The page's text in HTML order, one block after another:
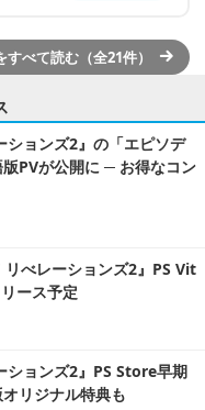
すべて読む（全21件）
ションズ2』の「エピソデ
PVが公開に ─ お得なコン
リべレーションズ2』PS Vit
ース予定
ションズ2』PS Store早期
リジナル特典も